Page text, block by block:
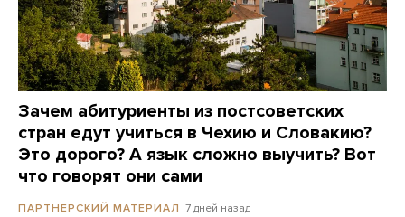
Зачем абитуриенты из постсоветских
стран едут учиться в Чехию и Словакию?
Это дорого? А язык сложно выучить? Вот
что говорят они сами
ПАРТНЕРСКИЙ МАТЕРИАЛ 7 дней назад